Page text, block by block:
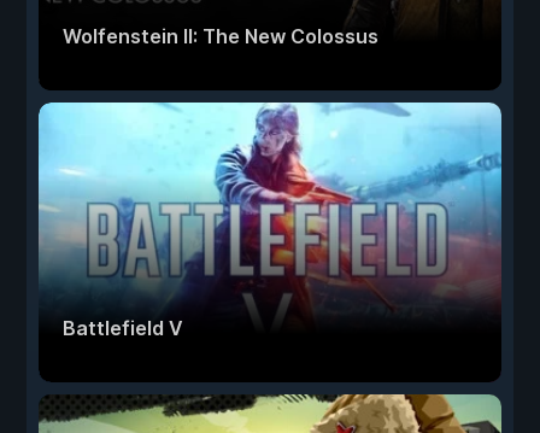
Wolfenstein II: The New Colossus
Battlefield V